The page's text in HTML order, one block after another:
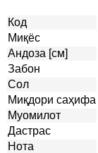
Код
Миқёс
Андоза [см]
Забон
Сол
Миқдори саҳифа
Муомилот
Дастрас
Нота